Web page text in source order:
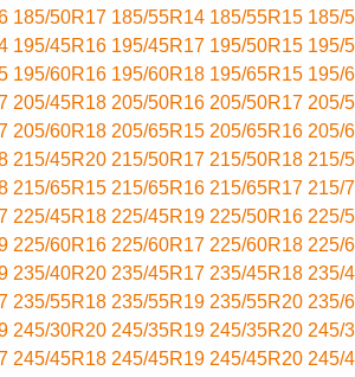
185/50R17 185/55R14 185/55R15 185/
195/45R16 195/45R17 195/50R15 195/
195/60R16 195/60R18 195/65R15 195/
205/45R18 205/50R16 205/50R17 205/
205/60R18 205/65R15 205/65R16 205/
215/45R20 215/50R17 215/50R18 215/
215/65R15 215/65R16 215/65R17 215/
225/45R18 225/45R19 225/50R16 225/
225/60R16 225/60R17 225/60R18 225/
235/40R20 235/45R17 235/45R18 235/
235/55R18 235/55R19 235/55R20 235/
245/30R20 245/35R19 245/35R20 245/
245/45R18 245/45R19 245/45R20 245/